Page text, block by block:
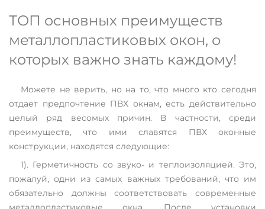
ТОП основных преимуществ
металлопластиковых окон, о
которых важно знать каждому!
Можете не верить, но на то, что много кто сегодня
отдает предпочтение ПВХ окнам, есть действительно
целый ряд весомых причин. В частности, среди
преимуществ, что ими славятся ПВХ оконные
конструкции, находятся следующие:
1). Герметичность со звуко- и теплоизоляцией. Это,
пожалуй, одни из самых важных требований, что им
обязательно должны соответствовать современные